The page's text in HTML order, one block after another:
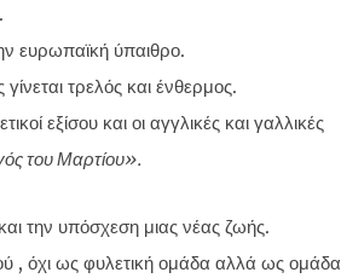
ευρωπαϊκή ύπαιθρο.
τρελός και ένθερμος.
εξίσου και οι αγγλικές και γαλλικές
του Μαρτίου».
την υπόσχεση μιας νέας ζωής.
, όχι ως φυλετική ομάδα αλλά ως ομάδα